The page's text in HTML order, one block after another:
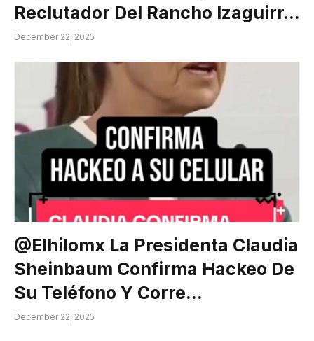
Reclutador Del Rancho Izaguirr…
December 22, 2025
@elhilomx La Presidenta Claudia
Sheinbaum Confirma Hackeo De
Su Teléfono Y Corre…
December 22, 2025